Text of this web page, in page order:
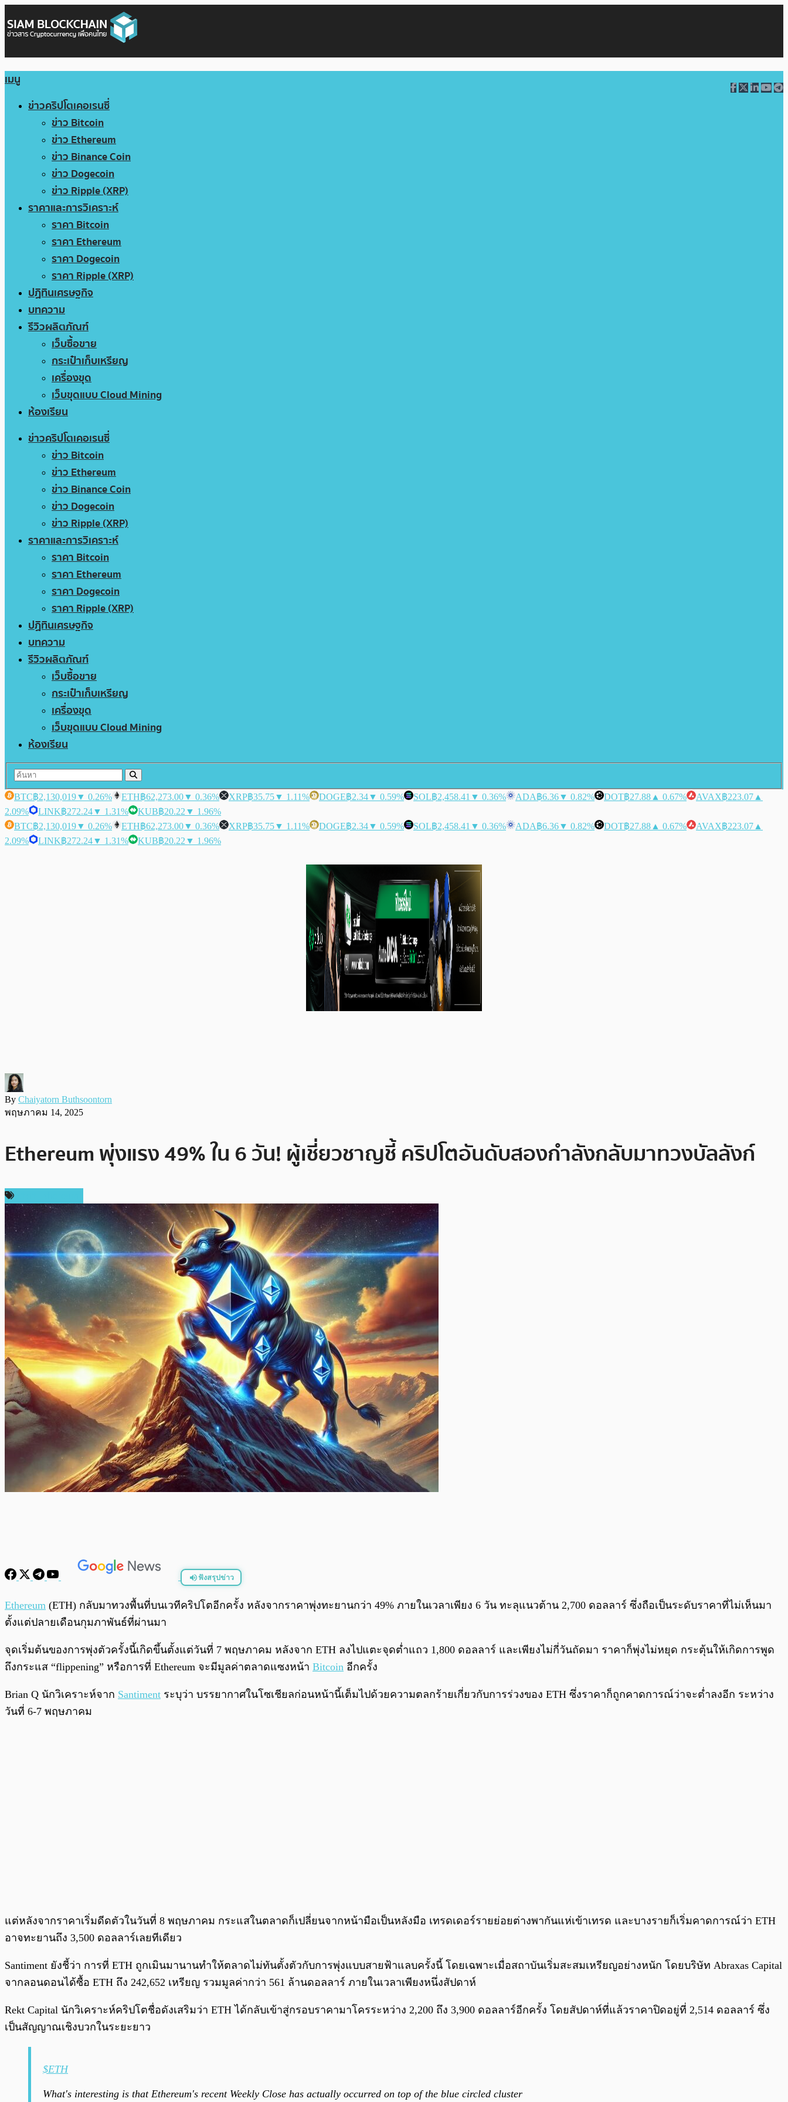
เมนู
ข่าวคริปโตเคอเรนซี่
ข่าว Bitcoin
ข่าว Ethereum
ข่าว Binance Coin
ข่าว Dogecoin
ข่าว Ripple (XRP)
ราคาและการวิเคราะห์
ราคา Bitcoin
ราคา Ethereum
ราคา Dogecoin
ราคา Ripple (XRP)
ปฏิทินเศรษฐกิจ
บทความ
รีวิวผลิตภัณฑ์
เว็บซื้อขาย
กระเป๋าเก็บเหรียญ
เครื่องขุด
เว็บขุดแบบ Cloud Mining
ห้องเรียน
ข่าวคริปโตเคอเรนซี่
ข่าว Bitcoin
ข่าว Ethereum
ข่าว Binance Coin
ข่าว Dogecoin
ข่าว Ripple (XRP)
ราคาและการวิเคราะห์
ราคา Bitcoin
ราคา Ethereum
ราคา Dogecoin
ราคา Ripple (XRP)
ปฏิทินเศรษฐกิจ
บทความ
รีวิวผลิตภัณฑ์
เว็บซื้อขาย
กระเป๋าเก็บเหรียญ
เครื่องขุด
เว็บขุดแบบ Cloud Mining
ห้องเรียน
BTC฿2,130,019▼ 0.26% ETH฿62,273.00▼ 0.36% XRP฿35.75▼ 1.11% DOGE฿2.34▼ 0.59% SOL฿2,458.41 ▼ 0.36% ADA฿6.36▼ 0.82% DOT฿27.88 ▲ 0.67% AVAX฿223.07 ▲
2.09%
LINK฿272.24▼ 1.31% KUB฿20.22 ▼ 1.96%
BTC฿2,130,019▼ 0.26% ETH฿62,273.00▼ 0.36% XRP฿35.75▼ 1.11% DOGE฿2.34▼ 0.59% SOL฿2,458.41 ▼ 0.36% ADA฿6.36▼ 0.82% DOT฿27.88 ▲ 0.67% AVAX฿223.07 ▲
2.09%
LINK฿272.24▼ 1.31% KUB฿20.22 ▼ 1.96%
By Chaiyatorn Buthsoontorn
พฤษภาคม 14, 2025
Ethereum พุ่งแรง 49% ใน 6 วัน! ผู้เชี่ยวชาญชี้ คริปโตอันดับสองกำลังกลับมาทวงบัลลังก์
ฟังสรุปข่าว
พร้อมเล่น /0:00
Ethereum (ETH) กลับมาทวงพื้นที่บนเวทีคริปโตอีกครั้ง หลังจากราคาพุ่งทะยานกว่า 49% ภายในเวลาเพียง 6 วัน ทะลุแนวต้าน 2,700 ดอลลาร์ ซึ่งถือเป็นระดับราคาที่ไม่เห็นมา
ตั้งแต่ปลายเดือนกุมภาพันธ์ที่ผ่านมา
จุดเริ่มต้นของการพุ่งตัวครั้งนี้เกิดขึ้นตั้งแต่วันที่ 7 พฤษภาคม หลังจาก ETH ลงไปแตะจุดต่ำแถว 1,800 ดอลลาร์ และเพียงไม่กี่วันถัดมา ราคาก็พุ่งไม่หยุด กระตุ้นให้เกิดการพูด
ถึงกระแส “flippening” หรือการที่ Ethereum จะมีมูลค่าตลาดแซงหน้า Bitcoin อีกครั้ง
Brian Q นักวิเคราะห์จาก Santiment ระบุว่า บรรยากาศในโซเชียลก่อนหน้านี้เต็มไปด้วยความตลกร้ายเกี่ยวกับการร่วงของ ETH ซึ่งราคาก็ถูกคาดการณ์ว่าจะต่ำลงอีก ระหว่าง
วันที่ 6-7 พฤษภาคม
แต่หลังจากราคาเริ่มดีดตัวในวันที่ 8 พฤษภาคม กระแสในตลาดก็เปลี่ยนจากหน้ามือเป็นหลังมือ เทรดเดอร์รายย่อยต่างพากันแห่เข้าเทรด และบางรายก็เริ่มคาดการณ์ว่า ETH
อาจทะยานถึง 3,500 ดอลลาร์เลยทีเดียว
Santiment ยังชี้ว่า การที่ ETH ถูกเมินมานานทำให้ตลาดไม่ทันตั้งตัวกับการพุ่งแบบสายฟ้าแลบครั้งนี้ โดยเฉพาะเมื่อสถาบันเริ่มสะสมเหรียญอย่างหนัก โดยบริษัท Abraxas Capital
จากลอนดอนได้ซื้อ ETH ถึง 242,652 เหรียญ รวมมูลค่ากว่า 561 ล้านดอลลาร์ ภายในเวลาเพียงหนึ่งสัปดาห์
Rekt Capital นักวิเคราะห์คริปโตชื่อดังเสริมว่า ETH ได้กลับเข้าสู่กรอบราคามาโครระหว่าง 2,200 ถึง 3,900 ดอลลาร์อีกครั้ง โดยสัปดาห์ที่แล้วราคาปิดอยู่ที่ 2,514 ดอลลาร์ ซึ่ง
เป็นสัญญาณเชิงบวกในระยะยาว
$ETH
What's interesting is that Ethereum's recent Weekly Close has actually occurred on top of the blue circled cluster